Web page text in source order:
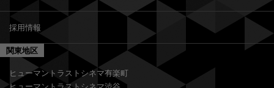
採用情報
関東地区
ヒューマントラストシネマ有楽町